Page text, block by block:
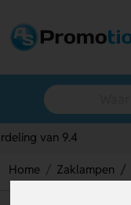
Home Zaklampen